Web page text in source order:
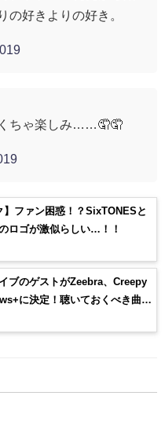
の好きよりの好き。
くちゃ楽しみ……🤦🤦
】ファン困惑！？SixTONESと
ロゴが激似らしい…！！
ブのゲストがZeebra、Creepy
に決定！聴いておくべき曲